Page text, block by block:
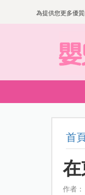
為提供您更多優
首
在
作者